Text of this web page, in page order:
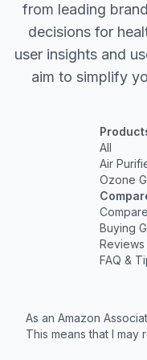
from leading
decisions for
user insights and
aim to simplify
All
Air
Ozone
Buying
Reviews
FAQ &
As an Amazon
This means that I may